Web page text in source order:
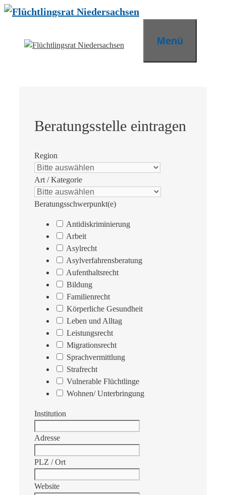
Zum
Menü
Beratungsstelle eintragen
Region
Art / Kategorie
Beratungsschwerpunkt(e)
Antidiskriminierung
Arbeit
Asylrecht
Asylverfahrensberatung
Aufenthaltsrecht
Bildung
Familienrecht
Körperliche Gesundheit
Leben und Alltag
Leistungsrecht
Migrationsrecht
Sprachvermittlung
Strafrecht
Vulnerable Flüchtlinge
Wohnen/ Unterbringung
Institution
Adresse
PLZ / Ort
Website